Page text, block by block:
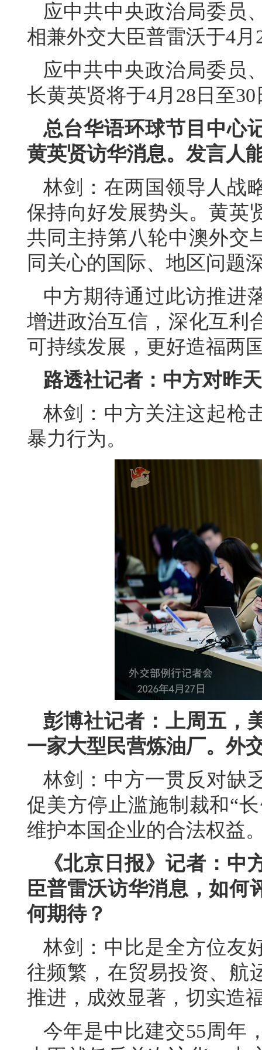
应中共中央政治局委员
相兼外交大臣普雷沃于4月
应中共中央政治局委员
长黄英贤将于4月28日至
总台华语环球节目中心
黄英贤访华消息。发言人
林剑：在两国领导人战
保持向好发展势头。黄英
共同主持第八轮中澳外交
同关心的国际、地区问题
中方期待通过此访推进
增进政治互信，深化互利
可持续发展，更好造福两
路透社记者：中方对昨
林剑：中方关注这起枪
暴力行为。
彭博社记者：上周五，
一家大型民营炼油厂。外
林剑：中方一贯反对缺
促美方停止滥施制裁和“
维护本国企业的合法权益
《北京日报》记者：
臣普雷沃访华消息，如何
何期待？
林剑：中比是全方位友
往频繁，在贸易投资、航
推进，成效显著，切实造
今年是中比建交55周年